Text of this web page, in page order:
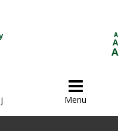
A
A
A

Menu